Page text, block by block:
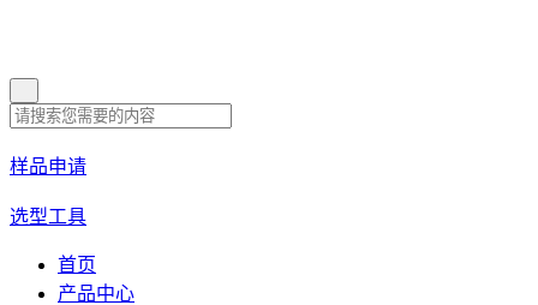
样品申请
选型工具
首页
产品中心